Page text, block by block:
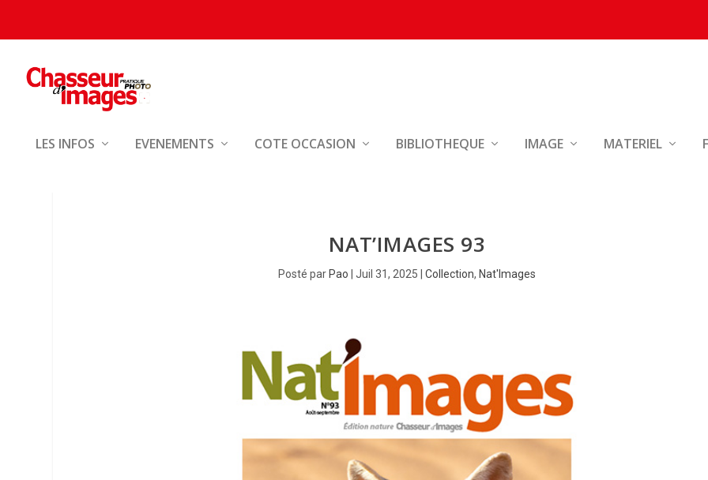
LES INFOS EVENEMENTS COTE OCCASION BIBLIOTHEQUE IMAGE MATERIEL
NAT’IMAGES 93
Posté parPao | Juil 31, 2025 | Collection, Nat'Images